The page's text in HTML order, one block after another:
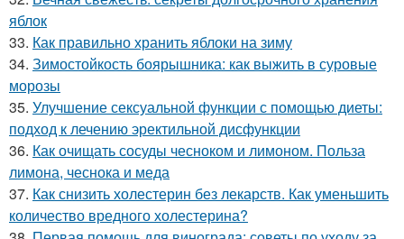
яблок
33. Как правильно хранить яблоки на зиму
34. Зимостойкость боярышника: как выжить в суровые
морозы
35. Улучшение сексуальной функции с помощью диеты:
подход к лечению эректильной дисфункции
36. Как очищать сосуды чесноком и лимоном. Польза
лимона, чеснока и меда
37. Как снизить холестерин без лекарств. Как уменьшить
количество вредного холестерина?